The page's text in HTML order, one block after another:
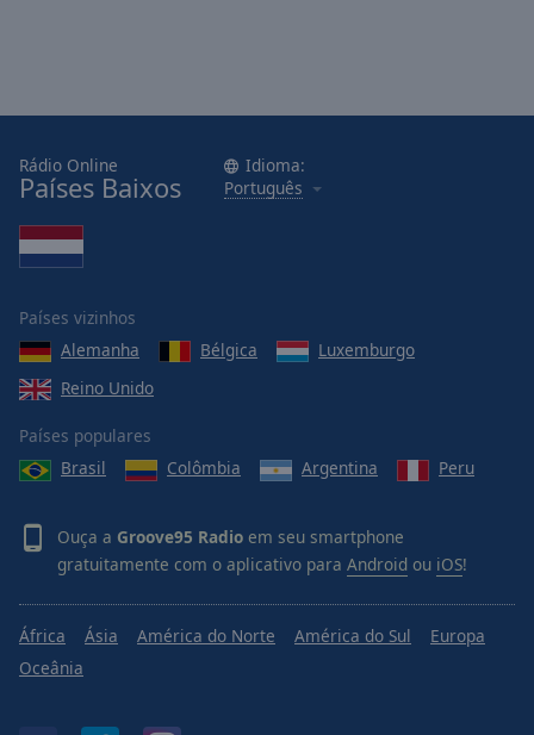
Font
Size
Edge
Style
Family
Done
Dialog
End
dialog
Rádio Online
Países Baixos
Idioma:
Português
Países vizinhos
Alemanha
Bélgica
Luxemburgo
Reino Unido
Países populares
Brasil
Colômbia Argentina Peru
Ouça a Groove95 Radio em seu smartphone
gratuitamente com o aplicativo para Android ou iOS!
África Ásia América do Norte América do Sul
Europa
Oceânia